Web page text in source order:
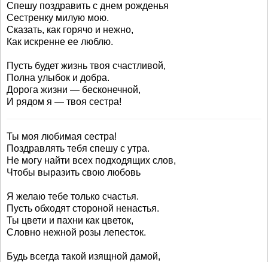
Спешу поздравить с днем рожденья
Сестренку милую мою.
Сказать, как горячо и нежно,
Как искренне ее люблю.
Пусть будет жизнь твоя счастливой,
Полна улыбок и добра.
Дорога жизни — бесконечной,
И рядом я — твоя сестра!
Ты моя любимая сестра!
Поздравлять тебя спешу с утра.
Не могу найти всех подходящих слов,
Чтобы выразить свою любовь
Я желаю тебе только счастья.
Пусть обходят стороной ненастья.
Ты цвети и пахни как цветок,
Словно нежной розы лепесток.
Будь всегда такой изящной дамой,